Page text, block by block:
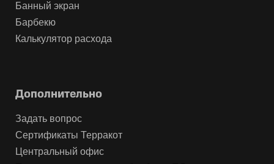
Банный экран
Барбекю
Калькулятор расхода
Дополнительно
Задать вопрос
Сертификаты Терракот
Центральный офис